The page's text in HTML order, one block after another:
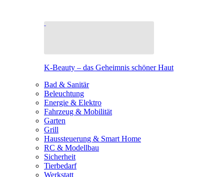
K-Beauty – das Geheimnis schöner Haut
Bad & Sanitär
Beleuchtung
Energie & Elektro
Fahrzeug & Mobilität
Garten
Grill
Haussteuerung & Smart Home
RC & Modellbau
Sicherheit
Tierbedarf
Werkstatt